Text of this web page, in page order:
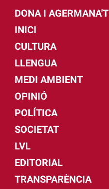
DONA I AGERMANA'T
INICI
CULTURA
LLENGUA
MEDI AMBIENT
OPINIÓ
POLÍTICA
SOCIETAT
LVL
EDITORIAL
TRANSPARÈNCIA